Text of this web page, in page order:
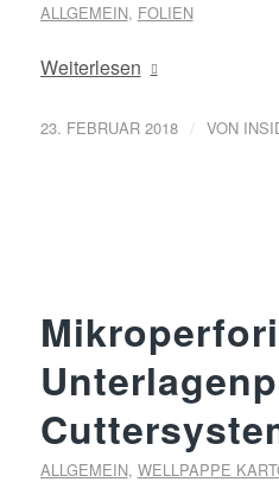
ALLGEMEIN, FOLIEN
Weiterlesen
23. FEBRUAR 2018 / VON
ALLGEMEIN, WELLPAPPE